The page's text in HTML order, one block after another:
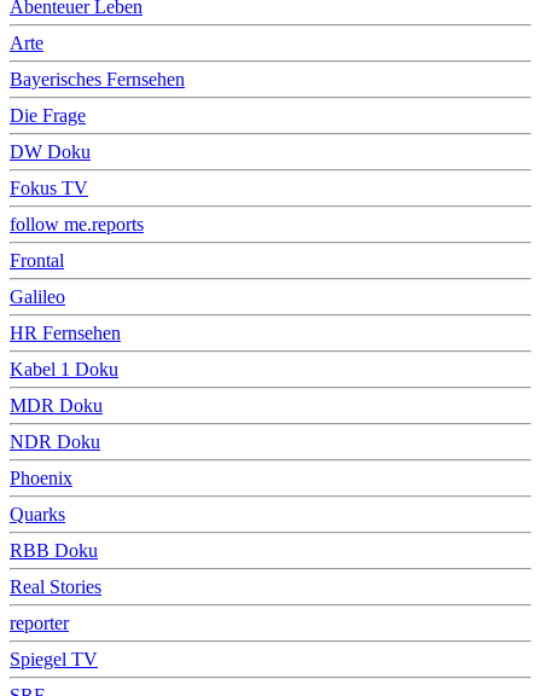
Abenteuer Leben
Arte
Bayerisches Fernsehen
Die Frage
DW Doku
Fokus TV
follow me.reports
Frontal
Galileo
HR Fernsehen
Kabel 1 Doku
MDR Doku
NDR Doku
Phoenix
Quarks
RBB Doku
Real Stories
reporter
Spiegel TV